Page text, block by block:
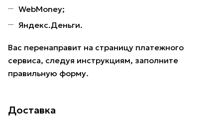
WebMoney;
Яндекс.Деньги.
Вас перенаправит на страницу платежного
сервиса, следуя инструкциям, заполните
правильную форму.
Доставка